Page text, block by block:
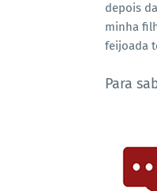
depois
minha
feijoada
Para